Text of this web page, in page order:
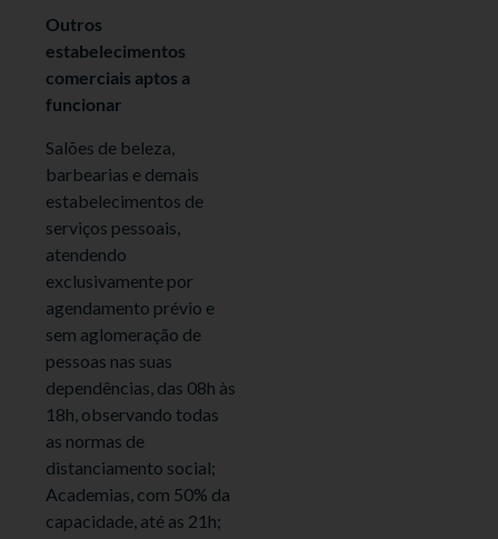
Outros
estabelecimentos
comerciais aptos a
funcionar
Salões de beleza,
barbearias e demais
estabelecimentos de
serviços pessoais,
atendendo
exclusivamente por
agendamento prévio e
sem aglomeração de
pessoas nas suas
dependências, das 08h às
18h, observando todas
as normas de
distanciamento social;
Academias, com 50% da
capacidade, até as 21h;